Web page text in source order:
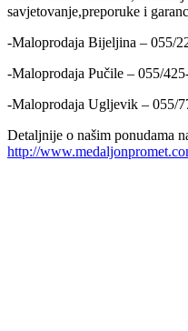
savjetovanje,preporuke i
-Maloprodaja Bijeljina – 055/
-Maloprodaja Pučile – 055/
-Maloprodaja Ugljevik – 055/
Detaljnije o našim ponudama
http://